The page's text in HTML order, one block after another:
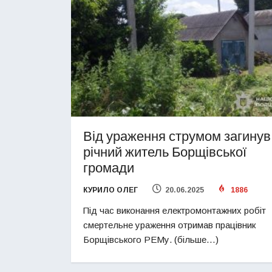
Від ураження струмом
річний житель Борщівської
громади
КУРИЛО ОЛЕГ 20.06.2025 1886
Під час виконання електромонтажних робіт
смертельне ураження отримав працівник
Борщівського РЕМу. (більше…)